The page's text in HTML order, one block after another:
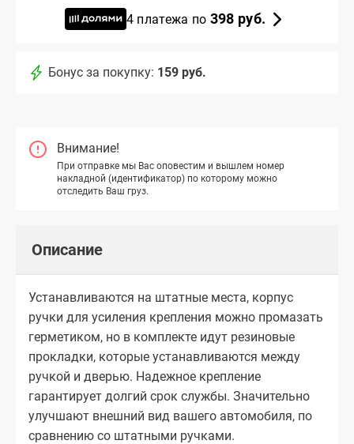
4 платежа по 398 руб.
Бонус за покупку: 159 руб.
Внимание!
При отправке мы Вас оповестим и вышлем номер
накладной (идентификатор) по которому можно
отследить Ваш груз.
Описание
Устанавливаются на штатные места, корпус
ручки для усиления крепления можно промазать
герметиком, но в комплекте идут резиновые
прокладки, которые устанавливаются между
ручкой и дверью. Надежное крепление
гарантирует долгий срок службы. Значительно
улучшают внешний вид вашего автомобиля, по
сравнению со штатными ручками.